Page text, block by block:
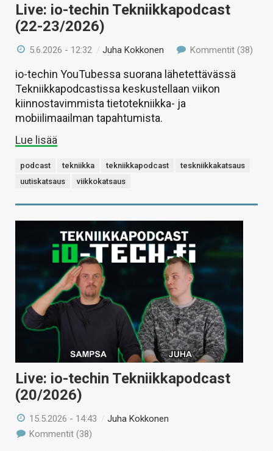
Live: io-techin Tekniikkapodcast
(22-23/2026)
5.6.2026 - 12:32 /Juha Kokkonen Kommentit (38)
io-techin YouTubessa suorana lähetettävässä
Tekniikkapodcastissa keskustellaan viikon
kiinnostavimmista tietotekniikka- ja
mobiilimaailman tapahtumista.
Lue lisää
podcast tekniikka tekniikkapodcast
teskniikkakatsaus
uutiskatsaus
viikkokatsaus
Live: io-techin Tekniikkapodcast
(20/2026)
15.5.2026 - 14:43 /Juha Kokkonen
Kommentit (38)